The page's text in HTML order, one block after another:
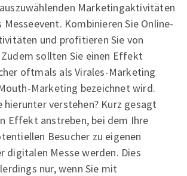
Marketingaktivitäten
Kombinieren Sie Online-
und profitieren Sie von
sollten Sie einen Effekt
oftmals als Virales-Marketing
Marketing bezeichnet wird.
hierunter verstehen? Kurz gesagt
Effekt anstreben, bei dem Ihre
Besucher zu eigenen
digitalen Messe werden. Dies
nur, wenn Sie mit